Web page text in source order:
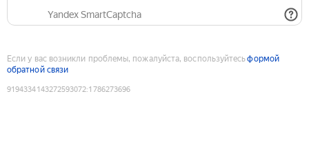
Yandex SmartCaptcha
Если у вас возникли проблемы, пожалуйста, воспользуйтесьформой
обратной связи
9194334143272593072:1786273696